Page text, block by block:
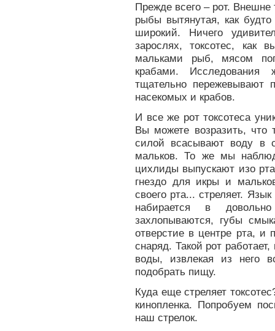
Прежде всего – рот. Внешне
рыбы вытянутая, как
широкий. Ничего
зарослях, токсотес, как
мальками рыб, мясом
крабами. Исследования
тщательно пережевывают
насекомых и крабов.
И все же рот токсотеса
Вы можете возразить, что
силой всасывают воду в
мальков. То же мы
цихлиды выпускают изо
гнездо для икры и
своего рта... стреляет.
набирается в
захлопываются, губы
отверстие в центре рта, и
снаряд. Такой рот
воды, извлекая из него
подобрать пищу.
Куда еще стреляет
кинопленка. Попробуем
наш стрелок.